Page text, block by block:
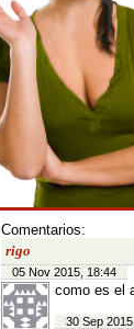
Comentarios:
rigo
05 Nov 2015, 18:44
como es el
30 Sep